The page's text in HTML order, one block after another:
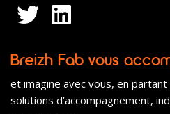
Breizh Fab vous
et imagine avec vous, en
solutions d’accompagnement,